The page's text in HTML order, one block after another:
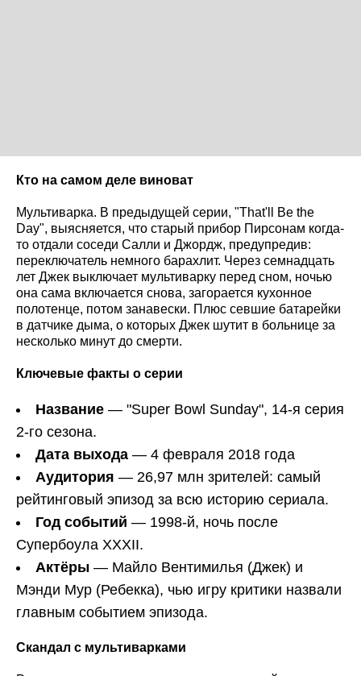
Кто на самом деле виноват
Мультиварка. В предыдущей серии, "That'll Be the
Day", выясняется, что старый прибор Пирсонам когда-
то отдали соседи Салли и Джордж, предупредив:
переключатель немного барахлит. Через семнадцать
лет Джек выключает мультиварку перед сном, ночью
она сама включается снова, загорается кухонное
полотенце, потом занавески. Плюс севшие батарейки
в датчике дыма, о которых Джек шутит в больнице за
несколько минут до смерти.
Ключевые факты о серии
Название — "Super Bowl Sunday", 14-я серия
2-го сезона.
Дата выхода — 4 февраля 2018 года
Аудитория — 26,97 млн зрителей: самый
рейтинговый эпизод за всю историю сериала.
Год событий — 1998-й, ночь после
Супербоула XXXII.
Актёры — Майло Вентимилья (Джек) и
Мэнди Мур (Ребекка), чью игру критики назвали
главным событием эпизода.
Скандал с мультиварками